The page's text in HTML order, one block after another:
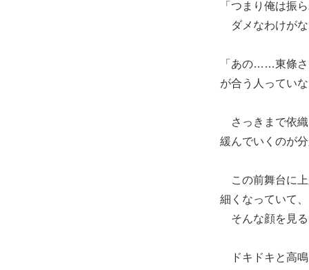
「つまり俺は振
ダメなわけがな
「あの……東條さ
が合う人ってい
さっきまで依織
緩んでいくのが分
この前舞台に上
細くなっていて
そんな顔を見る
ドキドキと高鳴